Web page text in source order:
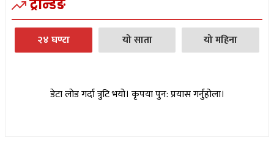
ट्रेन्डिङ
२४ घण्टा यो साता यो महिना
डेटा लोड गर्दा त्रुटि भयो। कृपया पुन: प्रयास गर्नुहोला।